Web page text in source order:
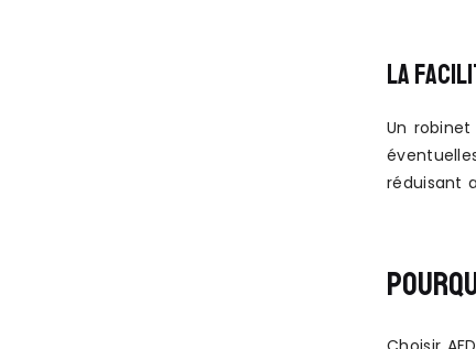
LA
Un
réduisant